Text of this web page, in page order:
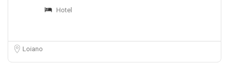
Hotel
Loiano